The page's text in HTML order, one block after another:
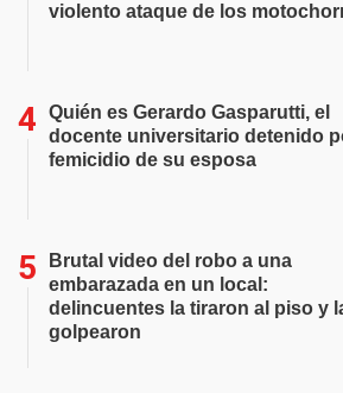
violento ataque de los
Quién es Gerardo Gasparutti, el
docente universitario detenido
femicidio de su esposa
Brutal video del robo a una
embarazada en un local:
delincuentes la tiraron al piso y
golpearon